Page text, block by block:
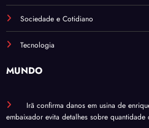
Sociedade e Cotidiano
Tecnologia
MUNDO
Irã confirma danos em usina de
embaixador evita detalhes sobre